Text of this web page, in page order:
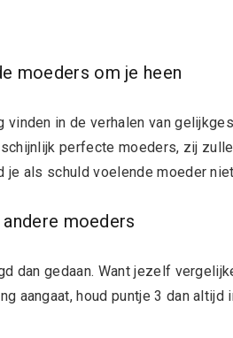
moeders om je heen
in de verhalen van
perfecte moeders, zij
je als schuld voelende moeder
moeders
dan gedaan. Want jezelf
aangaat, houd puntje 3 dan altijd